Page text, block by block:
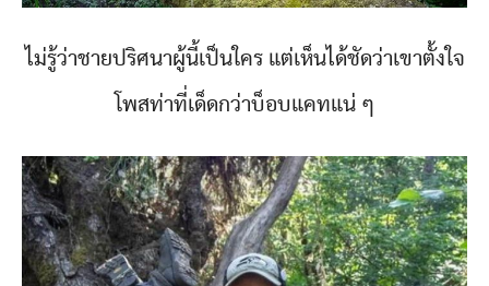
ไม่รู้ว่าชายปริศนาผู้นี้เป็นใคร แต่เห็นได้ชัดว่าเขาตั้งใจ
โพสท่าที่เด็ดกว่าบ็อบแคทแน่ ๆ